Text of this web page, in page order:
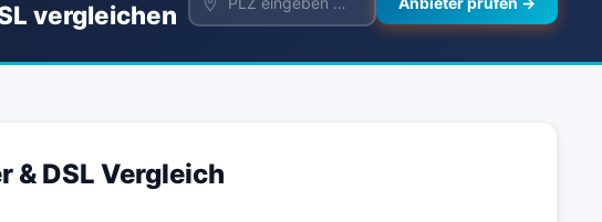
vergleichen
DSL Vergleich